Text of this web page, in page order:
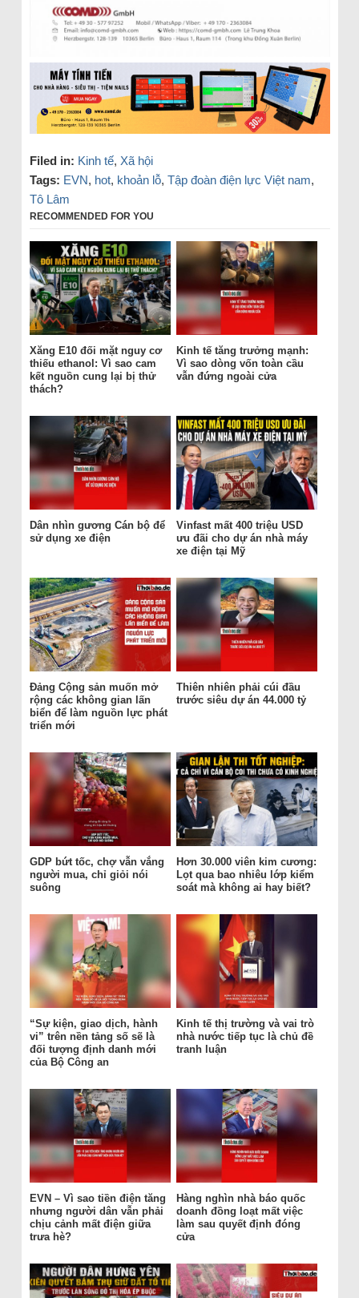
Filed in: Kinh tế, Xã hội
Tags: EVN, hot, khoản lỗ, Tập đoàn điện lực Việt nam,
Tô Lâm
RECOMMENDED FOR YOU
Xăng E10 đối mặt nguy cơ
thiếu ethanol: Vì sao cam
kết nguồn cung lại bị thử
thách?
Kinh tế tăng trưởng mạnh:
Vì sao dòng vốn toàn cầu
vẫn đứng ngoài cửa
Dân nhìn gương Cán bộ để
sử dụng xe điện
Vinfast mất 400 triệu USD
ưu đãi cho dự án nhà máy
xe điện tại Mỹ
Đảng Cộng sản muốn mở
rộng các không gian lấn
biển để làm nguồn lực phát
triển mới
Thiên nhiên phải cúi đầu
trước siêu dự án 44.000 tỷ
GDP bứt tốc, chợ vẫn vắng
người mua, chỉ giỏi nói
suông
Hơn 30.000 viên kim cương:
Lọt qua bao nhiêu lớp kiểm
soát mà không ai hay biết?
“Sự kiện, giao dịch, hành
vi” trên nền tảng số sẽ là
đối tượng định danh mới
của Bộ Công an
Kinh tế thị trường và vai trò
nhà nước tiếp tục là chủ đề
tranh luận
EVN – Vì sao tiền điện tăng
nhưng người dân vẫn phải
chịu cảnh mất điện giữa
trưa hè?
Hàng nghìn nhà báo quốc
doanh đồng loạt mất việc
làm sau quyết định đóng
cửa